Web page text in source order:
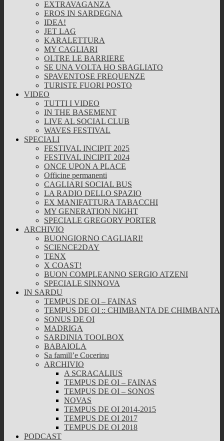
EXTRAVAGANZA
EROS IN SARDEGNA
IDEA!
JET LAG
KARALETTURA
MY CAGLIARI
OLTRE LE BARRIERE
SE UNA VOLTA HO SBAGLIATO
SPAVENTOSE FREQUENZE
TURISTE FUORI POSTO
VIDEO
TUTTI I VIDEO
IN THE BASEMENT
LIVE AL SOCIAL CLUB
WAVES FESTIVAL
SPECIALI
FESTIVAL INCIPIT 2025
FESTIVAL INCIPIT 2024
ONCE UPON A PLACE
Officine permanenti
CAGLIARI SOCIAL BUS
LA RADIO DELLO SPAZIO
EX MANIFATTURA TABACCHI
MY GENERATION NIGHT
SPECIALE GREGORY PORTER
ARCHIVIO
BUONGIORNO CAGLIARI!
SCIENCE2DAY
TENX
X COAST!
BUON COMPLEANNO SERGIO ATZENI
SPECIALE SINNOVA
IN SARDU
TEMPUS DE OI – FAINAS
TEMPUS DE OI :: CHIMBANTA DE CHIMBANTA
SONUS DE OI
MADRIGA
SARDINIA TOOLBOX
BABAIOLA
Sa famill’e Cocerinu
ARCHIVIO
A SCRACALIUS
TEMPUS DE OI – FAINAS
TEMPUS DE OI – SONOS
NOVAS
TEMPUS DE OI 2014-2015
TEMPUS DE OI 2017
TEMPUS DE OI 2018
PODCAST